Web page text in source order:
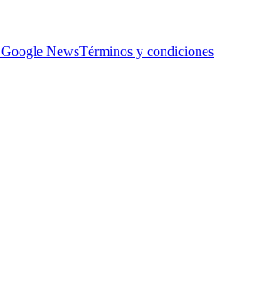
Google NewsTérminos y condiciones